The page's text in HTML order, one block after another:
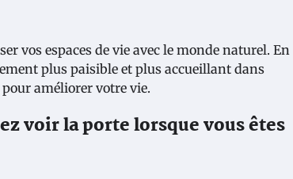
vos espaces de vie avec le monde naturel. En
plus paisible et plus accueillant dans
améliorer votre vie.
voir la porte lorsque vous êtes